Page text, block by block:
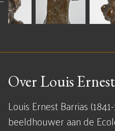
Over Louis
Louis Ernest Barrias
beeldhouwer aan de